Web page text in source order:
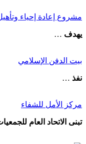
مشروع إعادة إحياء
يهدف …
بيت الدفن الإسلامي
نفذ …
مركز الأمل للشفاء
تبنى الاتحاد العام